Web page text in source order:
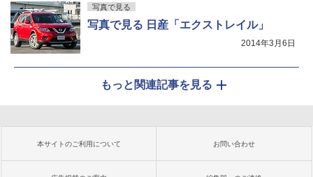
写真で見る
写真で見る 日産「エクストレイル」
2014年3月6日
もっと関連記事を見る
本サイトのご利用について お問い合わせ